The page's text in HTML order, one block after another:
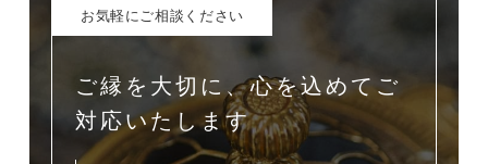
お気軽にご相談ください
ご縁を大切に、心を込めてご
対応いたします